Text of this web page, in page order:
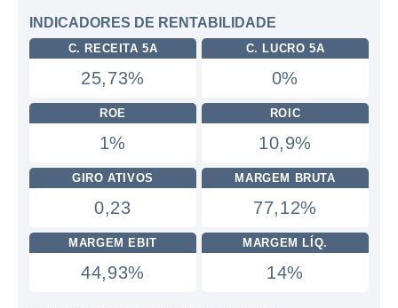
INDICADORES DE RENTABILIDADE
C. RECEITA 5A
25,73%
C. LUCRO 5A
0%
ROE
1%
ROIC
10,9%
GIRO ATIVOS
0,23
MARGEM BRUTA
77,12%
MARGEM EBIT
44,93%
MARGEM LÍQ.
14%